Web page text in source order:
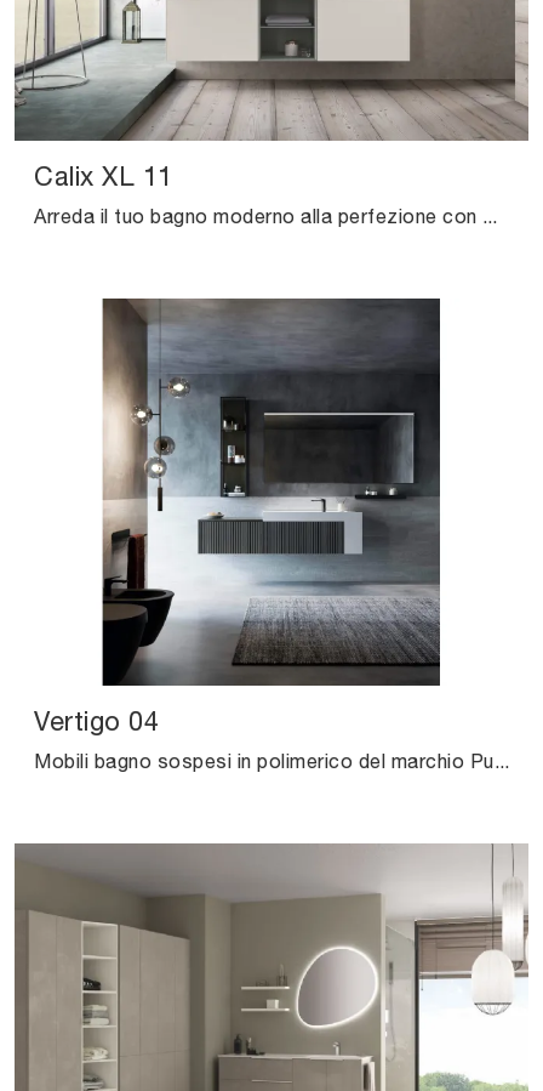
Calix XL 11
Arreda il tuo bagno moderno alla perfezione con Calix XL 11, mobili bagno sospesi e accessori in HPL di Novello.
Vertigo 04
Mobili bagno sospesi in polimerico del marchio Puntotre: clicca e scopri l'arredo bagno design Vertigo 04 per la stanza del benessere.